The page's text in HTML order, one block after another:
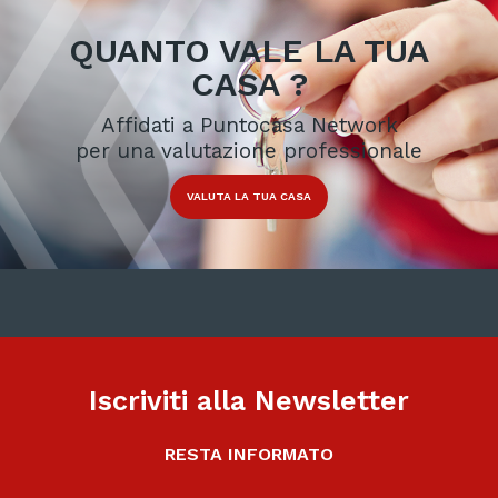
QUANTO VALE LA TUA
CASA ?
Affidati a Puntocasa Network
per una valutazione professionale
VALUTA LA TUA CASA
Iscriviti alla Newsletter
RESTA INFORMATO